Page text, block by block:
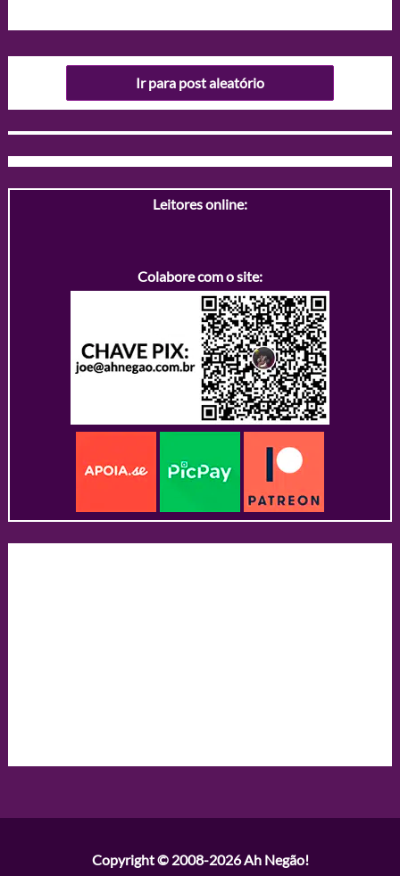
Ir para post aleatório
Leitores online:
Colabore com o site:
Copyright © 2008-2026Ah Negão!